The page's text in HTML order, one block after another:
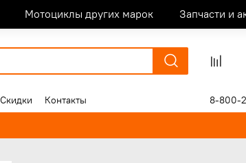
Мотоциклы других марок Запчасти и
Скидки Контакты 8-800-